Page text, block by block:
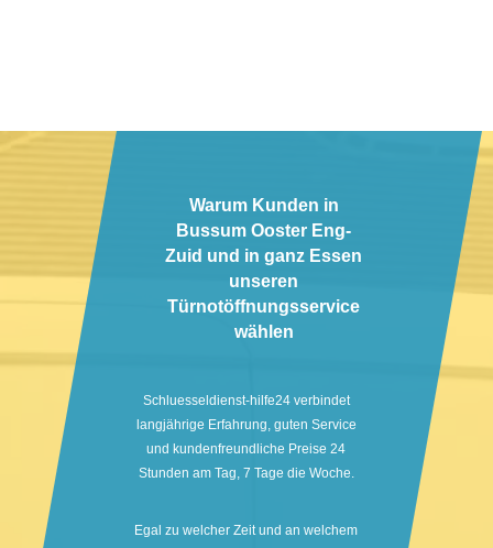
Warum Kunden in
Bussum Ooster Eng-
Zuid und in ganz Essen
unseren
Türnotöffnungsservice
wählen
Schluesseldienst-hilfe24 verbindet
langjährige Erfahrung, guten Service
und kundenfreundliche Preise 24
Stunden am Tag, 7 Tage die Woche.
Egal zu welcher Zeit und an welchem